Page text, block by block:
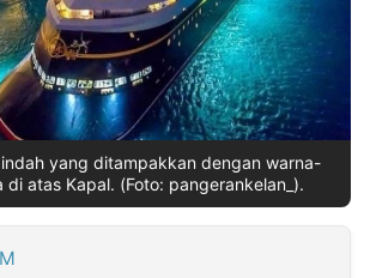
yang ditampakkan dengan warna-
di atas Kapal. (Foto: pangerankelan_).